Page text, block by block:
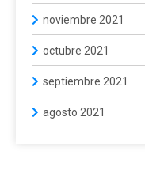
noviembre 2021
octubre 2021
septiembre 2021
agosto 2021